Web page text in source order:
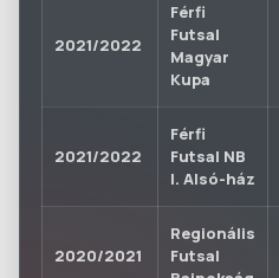
2021/2022
Férfi
Futsal
Magyar
Kupa
2021/2022
Férfi
Futsal NB
I. Alsó-ház
2020/2021
Regionális
Futsal